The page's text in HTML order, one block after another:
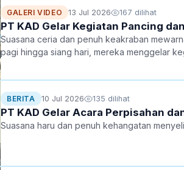
GALERI VIDEO 13 Jul 2026 167 dilihat
PT KAD Gelar Kegiatan Pancing
Suasana ceria dan penuh keakraban
pagi hingga siang hari, mereka menggelar
BERITA 10 Jul 2026 135 dilihat
PT KAD Gelar Acara Perpisahan
Suasana haru dan penuh kehangatan